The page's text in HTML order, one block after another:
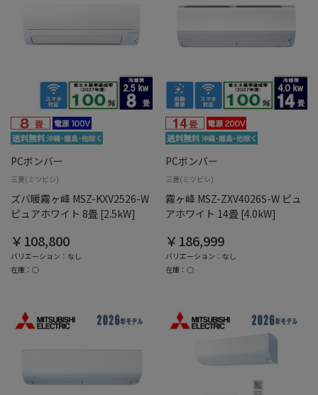
PCボンバー
三菱(ミツビシ)
ズバ暖霧ヶ峰 MSZ-KXV2526-W
ピュアホワイト 8畳 [2.5kW]
￥108,800
バリエーション：なし
在庫：○
PCボンバー
三菱(ミツビシ)
霧ヶ峰 MSZ-ZXV4026S-W ピュ
アホワイト 14畳 [4.0kW]
￥186,999
バリエーション：なし
在庫：○